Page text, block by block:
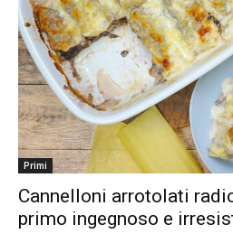
Primi
Cannelloni arrotolati
primo ingegnoso e